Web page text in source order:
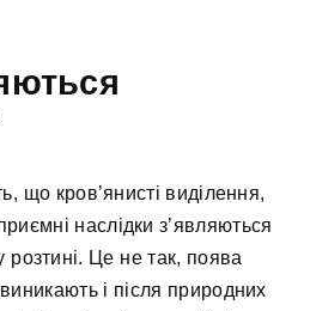
що кров’янисті виділення,
наслідки з’являються
розтині. Це не так, поява
і після природних